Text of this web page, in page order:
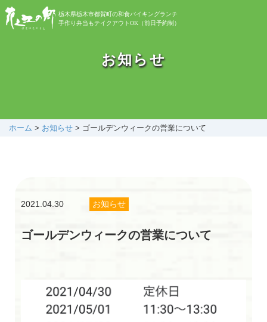
栃木県栃木市都賀町の和食バイキングランチ
手作り弁当もテイクアウトOK（前日予約制）
お知らせ
お弁当
花之江日記
アクセス
お知らせ
ホーム > お知らせ > ゴールデンウィークの営業について
2021.04.30 お知らせ
ゴールデンウィークの営業について